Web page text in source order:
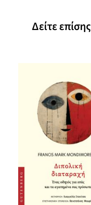
Δείτε επίσης